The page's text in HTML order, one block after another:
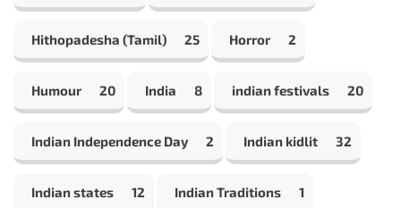
Hithopadesha (Tamil) 25 Horror 2
Humour 20 India 8 indian festivals 20
Indian Independence Day 2 Indian kidlit 32
Indian states 12 Indian Traditions 1